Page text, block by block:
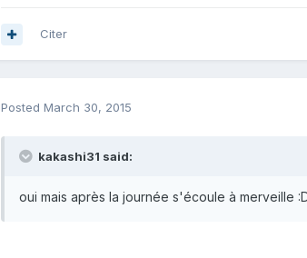
Citer
Posted March 30, 2015
kakashi31 said:
oui mais après la journée s'écoule à merveille